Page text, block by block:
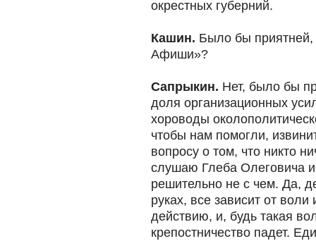
окрестных губерний.
Кашин. Было бы приятней,
Афиши»?
Сапрыкин. Нет, было бы
доля организационных
хороводы
чтобы нам помогли,
вопросу о том, что никто
слушаю Глеба Олеговича
решительно не с чем. Да,
руках, все зависит от
действию, и, будь такая
крепостничество падет.